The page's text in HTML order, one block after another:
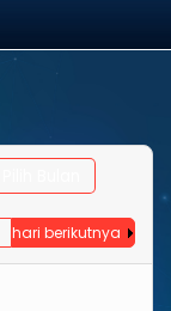
hari berikutnya